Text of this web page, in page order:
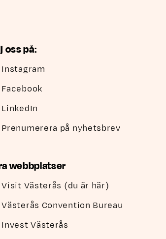
oss på:
Instagram
Facebook
LinkedIn
Prenumerera på nyhetsbrev
webbplatser
Visit Västerås (du är här)
Västerås Convention Bureau
Invest Västerås